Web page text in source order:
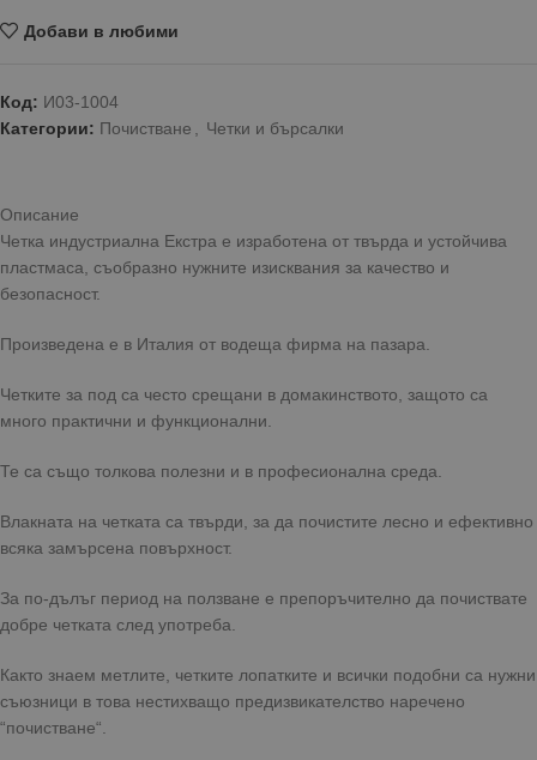
Добави в любими
Код: И03-1004
Категории: Почистване Четки и бърсалки
Описание
Четка индустриална Екстра е изработена от твърда и устойчива
пластмаса, съобразно нужните изисквания за качество и
безопасност.
Произведена е в Италия от водеща фирма на пазара.
Четките за под са често срещани в домакинството, защото са
много практични и функционални.
Те са също толкова полезни и в професионална среда.
Влакната на четката са твърди, за да почистите лесно и ефективно
всяка замърсена повърхност.
За по-дълъг период на ползване е препоръчително да почиствате
добре четката след употреба.
Както знаем метлите, четките лопатките и всички подобни са нужни
съюзници в това нестихващо предизвикателство наречено
“почистване“.